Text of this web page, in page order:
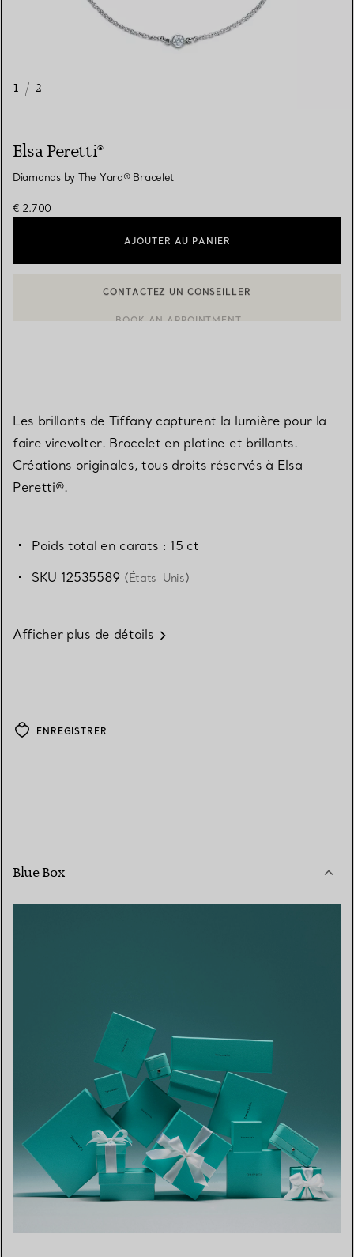
1 / 2
Elsa Peretti®
Diamonds by The Yard® Bracelet
€ 2.700
AJOUTER AU PANIER
BOOK AN APPOINTMENT
Les brillants de Tiffany capturent la lumière pour la
faire virevolter. Bracelet en platine et brillants.
Créations originales, tous droits réservés à Elsa
Peretti®.
Poids total en carats : 15 ct
SKU 12535589 (États-Unis)
Afficher plus de détails
ENREGISTRER
Blue Box